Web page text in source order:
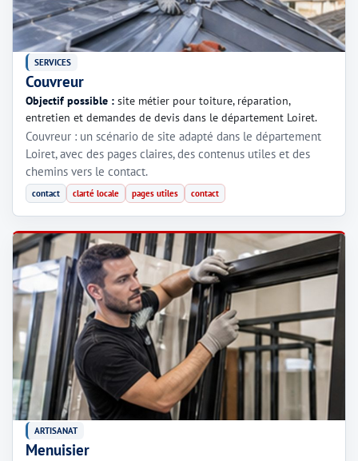
SERVICES
Couvreur
Objectif possible : site métier pour toiture, réparation,
entretien et demandes de devis dans le département Loiret.
Couvreur : un scénario de site adapté dans le département
Loiret, avec des pages claires, des contenus utiles et des
chemins vers le contact.
contact clarté locale pages utiles contact
ARTISANAT
Menuisier